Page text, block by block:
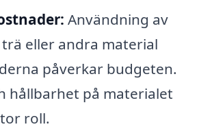
Användning av
eller andra material
påverkar budgeten.
hållbarhet på materialet
roll.